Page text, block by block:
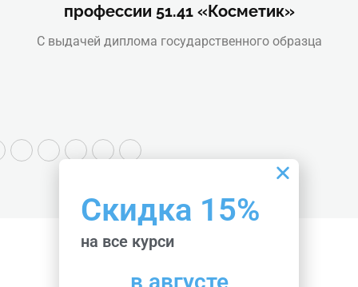
профессии 51.41 «Косметик»
С выдачей диплома государственного образца
Скидка 15%
на все курси